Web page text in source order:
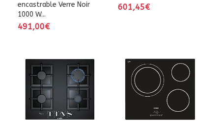
encastrable Verre Noir
1000 W...
491,00€
601,45€